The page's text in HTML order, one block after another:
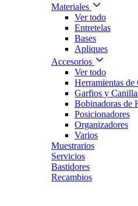
Materiales
Ver todo
Entretelas
Bases
Apliques
Accesorios
Ver todo
Herramientas de
Garfios y
Bobinadoras de
Posicionadores
Organizadores
Varios
Muestrarios
Servicios
Bastidores
Recambios